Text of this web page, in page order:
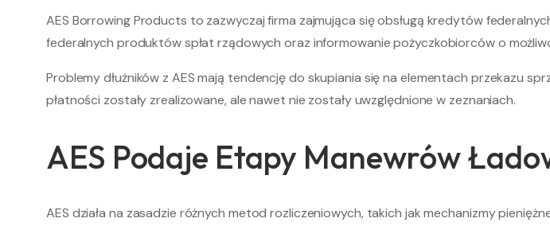
AES Borrowing Products to zazwyczaj firma zajmująca się obsługą kredytów
federalnych produktów spłat rządowych oraz informowanie pożyczkobiorców o
Problemy dłużników z AES mają tendencję do skupiania się na elementach przekazu
płatności zostały zrealizowane, ale nawet nie zostały uwzględnione w zeznaniach.
AES Podaje Etapy Manewrów
AES działa na zasadzie różnych metod rozliczeniowych, takich jak mechanizmy